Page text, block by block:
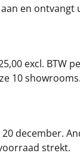
en
excl.
10
december.
strekt.